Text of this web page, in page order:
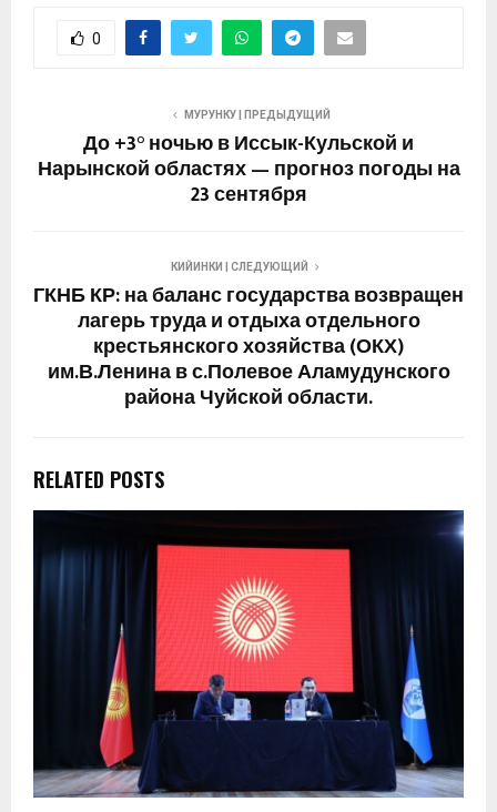
0
МУРУНКУ | ПРЕДЫДУЩИЙ
До +3° ночью в Иссык-Кульской и
Нарынской областях — прогноз погоды на
23 сентября
КИЙИНКИ | СЛЕДУЮЩИЙ
ГКНБ КР: на баланс государства возвращен
лагерь труда и отдыха отдельного
крестьянского хозяйства (ОКХ)
им.В.Ленина в с.Полевое Аламудунского
района Чуйской области.
RELATED POSTS